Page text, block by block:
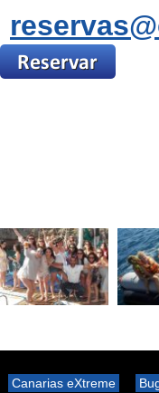
Canarias eXtreme